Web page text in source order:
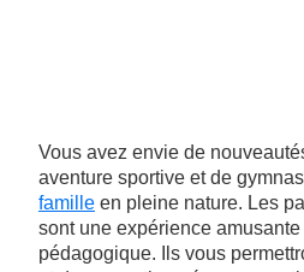
Vous avez envie de
aventure sportive et de
famille en pleine nature. Les
sont une expérience
pédagogique. Ils vous